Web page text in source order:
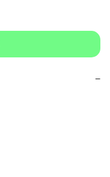
−